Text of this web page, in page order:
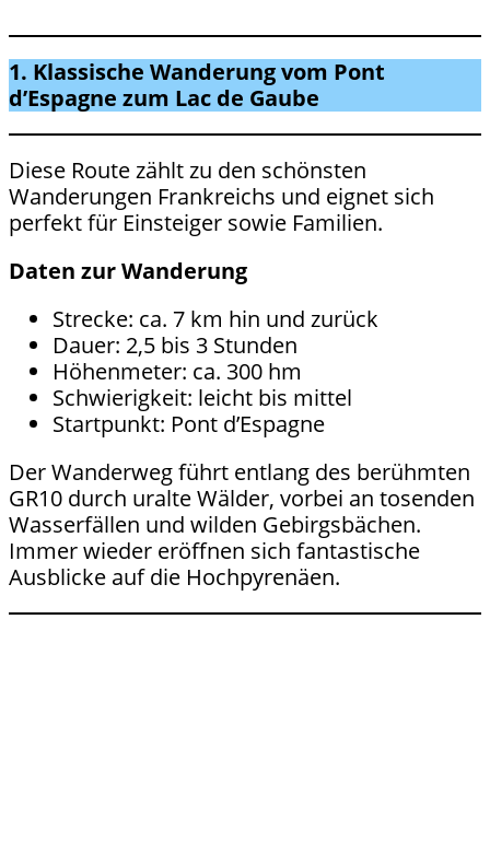
1. Klassische Wanderung vom Pont
d’Espagne zum Lac de Gaube
Diese Route zählt zu den schönsten
Wanderungen Frankreichs und eignet sich
perfekt für Einsteiger sowie Familien.
Daten zur Wanderung
Strecke: ca. 7 km hin und zurück
Dauer: 2,5 bis 3 Stunden
Höhenmeter: ca. 300 hm
Schwierigkeit: leicht bis mittel
Startpunkt: Pont d’Espagne
Der Wanderweg führt entlang des berühmten
GR10 durch uralte Wälder, vorbei an tosenden
Wasserfällen und wilden Gebirgsbächen.
Immer wieder eröffnen sich fantastische
Ausblicke auf die Hochpyrenäen.